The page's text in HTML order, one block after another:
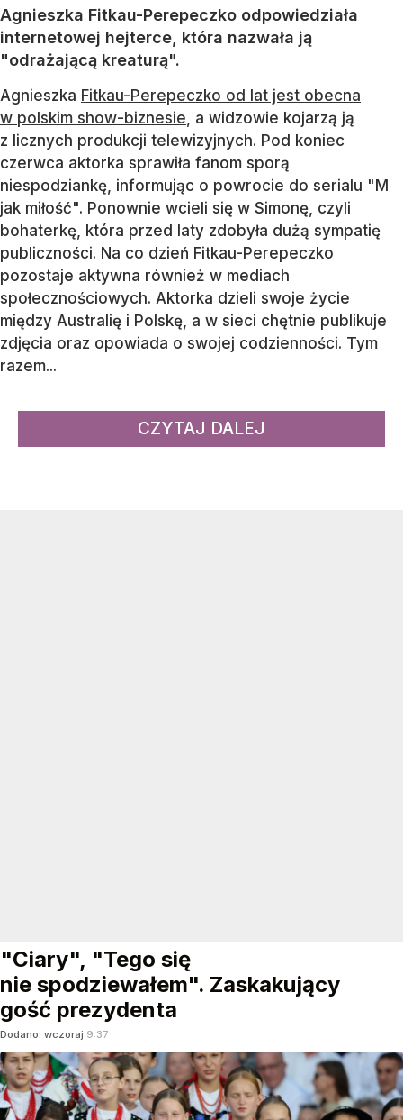
Agnieszka Fitkau-Perepeczko odpowiedziała
internetowej hejterce, która nazwała ją
"odrażającą kreaturą".
Agnieszka Fitkau-Perepeczko od lat jest obecna
w polskim show-biznesie , a widzowie kojarzą ją
z licznych produkcji telewizyjnych. Pod koniec
czerwca aktorka sprawiła fanom sporą
niespodziankę, informując o powrocie do serialu "M
jak miłość". Ponownie wcieli się w Simonę, czyli
bohaterkę, która przed laty zdobyła dużą sympatię
publiczności. Na co dzień Fitkau-Perepeczko
pozostaje aktywna również w mediach
społecznościowych. Aktorka dzieli swoje życie
między Australię i Polskę, a w sieci chętnie publikuje
zdjęcia oraz opowiada o swojej codzienności. Tym
razem...
CZYTAJ DALEJ
"Ciary", "Tego się
nie spodziewałem". Zaskakujący
gość prezydenta
Dodano: wczoraj 9:37